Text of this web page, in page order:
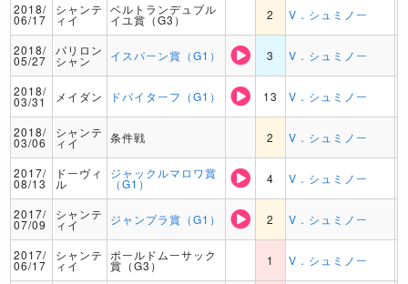
2018/
06/17
シャンテ
ィイ
ベルトランデュブル
イユ賞（G3） 2 V．シュミノー
2018/
05/27
パリロン
シャン イスパーン賞（G1） 3 V．シュミノー
2018/
03/31 メイダン ドバイターフ（G1） 13 V．シュミノー
2018/
03/06
シャンテ
ィイ 条件戦 2 V．シュミノー
2017/
08/13
ドーヴィ
ル
ジャックルマロワ賞
（G1） 4 V．シュミノー
2017/
07/09
シャンテ
ィイ ジャンプラ賞（G1） 2 V．シュミノー
2017/
06/17
シャンテ
ィイ
ポールドムーサック
賞（G3） 1 V．シュミノー